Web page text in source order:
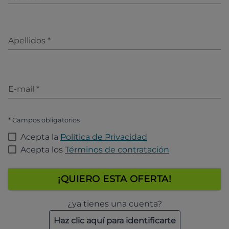
Apellidos *
E-mail *
* Campos obligatorios
Acepta la Política de Privacidad
Acepta los Términos de contratación
¡QUIERO ESTA OFERTA!
¿ya tienes una cuenta?
Haz clic aquí para identificarte